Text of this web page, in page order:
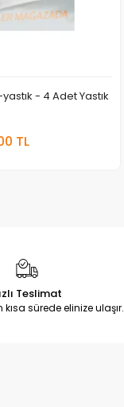
- 4 Adet Yastık
TL
Teslimat
sürede elinize ulaşır.